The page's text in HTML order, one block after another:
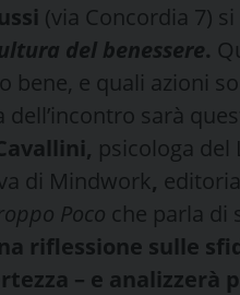
(via Concordia 7)
del benessere.
e quali azioni
dell’incontro sarà
psicologa del
di Mindwork,
Poco che parla di
riflessione sulle
– e analizzerà